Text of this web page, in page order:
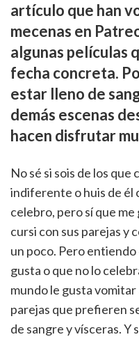
artículo que han
mecenas en
algunas películas
fecha concreta.
estar lleno de
demás escenas
hacen disfrutar
No sé si sois de los que
indiferente o huis de él
celebro, pero sí que
cursi con sus parejas y
un poco. Pero
gusta o que no lo
mundo le gusta
parejas que prefieren
de sangre y vísceras. Y